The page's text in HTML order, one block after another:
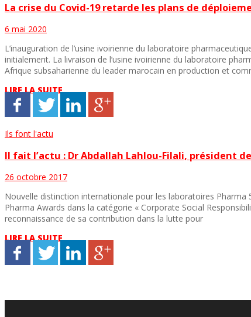
La crise du Covid-19 retarde les plans de
6 mai 2020
L’inauguration de l’usine ivoirienne du laboratoire
initialement. La livraison de l’usine ivoirienne du laboratoire
Afrique subsaharienne du leader marocain en production et
LIRE LA SUITE
Ils font l'actu
Il fait l’actu : Dr Abdallah Lahlou-Filali, président
26 octobre 2017
Nouvelle distinction internationale pour les laboratoires Pharma
Pharma Awards dans la catégorie « Corporate Social
reconnaissance de sa contribution dans la lutte pour
LIRE LA SUITE